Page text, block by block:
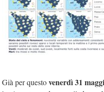
Già per questovenerdì 31